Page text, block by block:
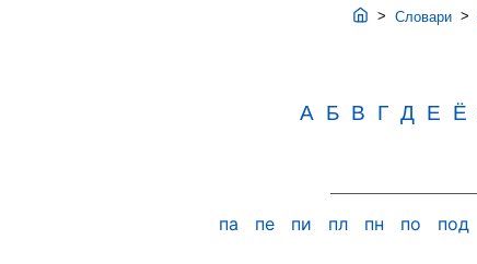
> Словари >
А Б В Г Д Е Ё
па пе пи пл пн по под